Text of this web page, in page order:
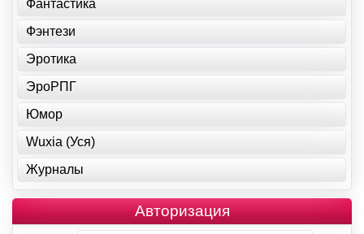
Фантастика
Фэнтези
Эротика
ЭроРПГ
Юмор
Wuxia (Уся)
Журналы
Авторизация